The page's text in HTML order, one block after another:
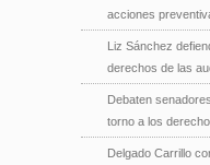
acciones
Liz Sánchez
derechos de las
Debaten
torno a los
Delgado Carrillo